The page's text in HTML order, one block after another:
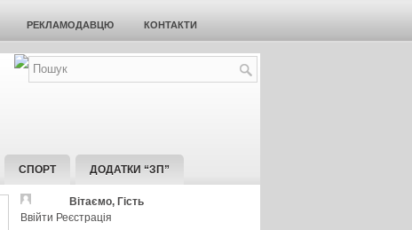
РЕКЛАМОДАВЦЮ КОНТАКТИ
СПОРТ ДОДАТКИ “ЗП”
Вітаємо, Гість
Ввійти Реєстрація